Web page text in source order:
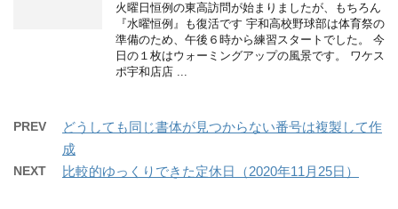
火曜日恒例の東高訪問が始まりましたが、もちろん
『水曜恒例』も復活です 宇和高校野球部は体育祭の
準備のため、午後６時から練習スタートでした。 今
日の１枚はウォーミングアップの風景です。 ワケス
ポ宇和店店 ...
PREV
どうしても同じ書体が見つからない番号は複製して作
成
NEXT 比較的ゆっくりできた定休日（2020年11月25日）